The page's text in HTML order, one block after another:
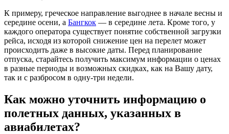
К примеру, греческое направление выгоднее в начале весны и
середине осени, а Бангкок — в середине лета. Кроме того, у
каждого оператора существует понятие собственной загрузки
рейса, исходя из которой снижение цен на перелет может
происходить даже в высокие даты. Перед планирование
отпуска, старайтесь получить максимум информации о ценах
в разные периоды и возможных скидках, как на Вашу дату,
так и с разбросом в одну-три недели.
Как можно уточнить информацию о
полетных данных, указанных в
авиабилетах?